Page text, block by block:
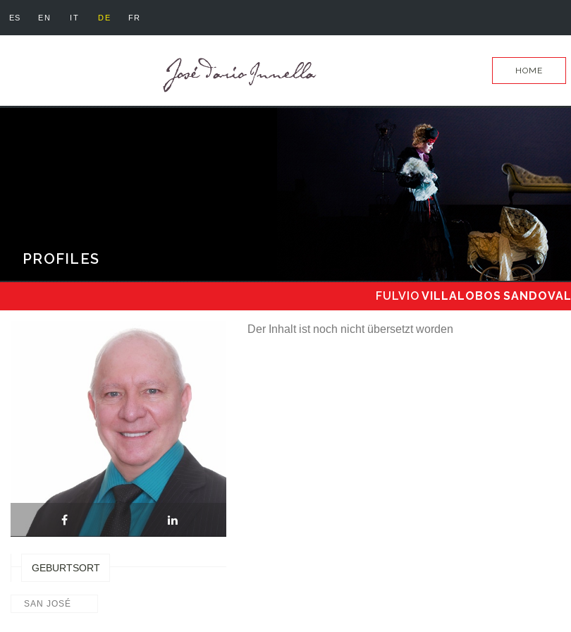
ES EN IT DE FR
HOME
PROFILES
FULVIO VILLALOBOS SANDOVAL
GEBURTSORT
SAN JOSÉ
Der Inhalt ist noch nicht übersetzt worden